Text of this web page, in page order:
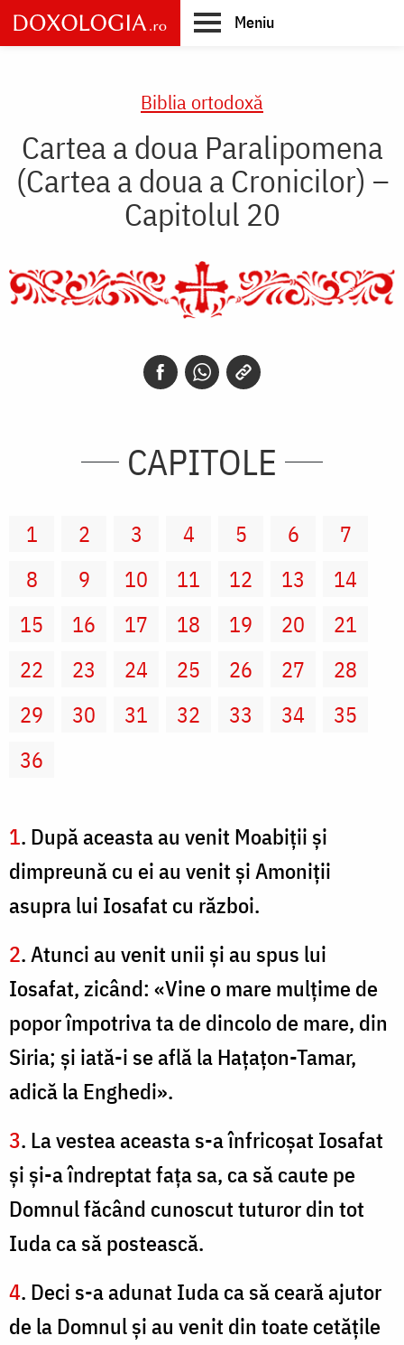
Skip
to
main
Meniu
Biblia ortodoxă
Cartea a doua Paralipomena
(Cartea a doua a Cronicilor) –
Capitolul 20
CAPITOLE
1 2 3 4 5 6
7
8
9 10 11 12 13
14
15
16 17 18 19 20
21
22
23 24 25 26 27
28
29
30 31 32 33 34
35
36
1. După aceasta au venit Moabiţii şi
dimpreună cu ei au venit şi Amoniții
asupra lui Iosafat cu război.
2. Atunci au venit unii şi au spus lui
Iosafat, zicând: «Vine o mare mulţime de
popor împotriva ta de dincolo de mare, din
Siria; şi iată-i se află la Haţaţon-Tamar,
adică la Enghedi».
3. La vestea aceasta s-a înfricoşat Iosafat
şi şi-a îndreptat faţa sa, ca să caute pe
Domnul făcând cunoscut tuturor din tot
Iuda ca să postească.
4. Deci s-a adunat Iuda ca să ceară ajutor
de la Domnul şi au venit din toate cetăţile